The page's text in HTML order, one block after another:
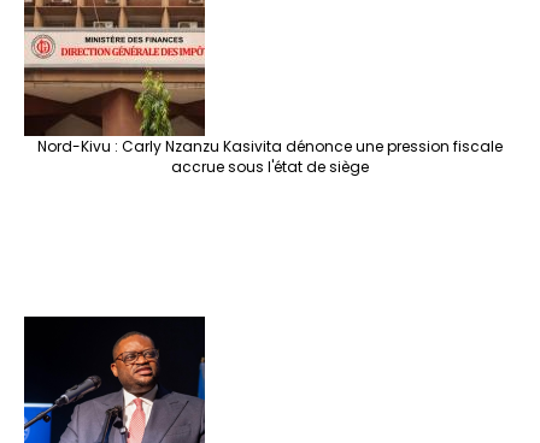
Nord-Kivu : Carly Nzanzu Kasivita dénonce une pression fiscale
accrue sous l'état de siège